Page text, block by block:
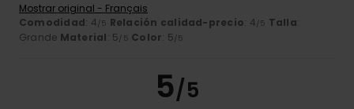
Mostrar original - Français
Comodidad: 4/5 Relación calidad-precio: 4/5 Talla:
Grande Material: 5/5 Color: 5/5
5/5